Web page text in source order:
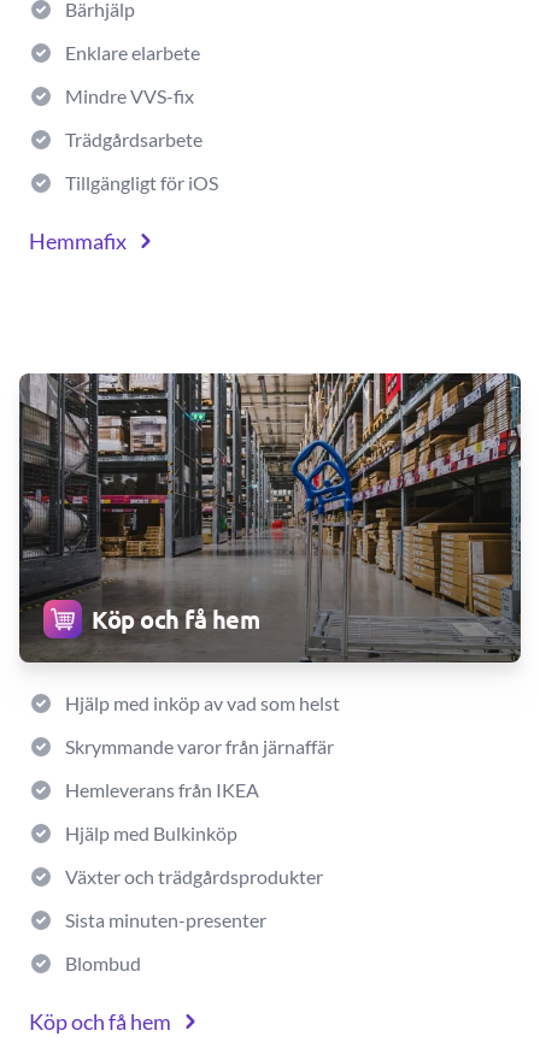
Bärhjälp
Enklare elarbete
Mindre VVS-fix
Trädgårdsarbete
Tillgängligt för iOS
Hemmafix
Köp och få hem
Hjälp med inköp av vad som helst
Skrymmande varor från järnaffär
Hemleverans från IKEA
Hjälp med Bulkinköp
Växter och trädgårdsprodukter
Sista minuten-presenter
Blombud
Köp och få hem